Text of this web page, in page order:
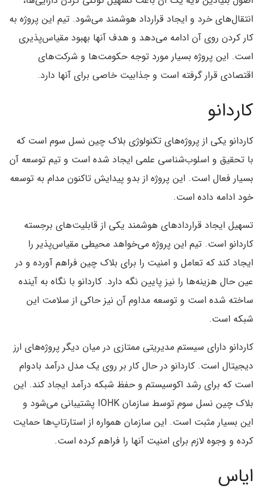
انتقال‌های خرد و ایجاد قرارداد هوشمند می‌شود. تیم این پروژه به
کار کردن روی آن ادامه می‌دهد و هدف آنها بهبود مقیاس‌پذیری
است. این پروژه بسیار مورد توجه حکومت‌ها و شرکت‌های
اقتصادی قرار گرفته است و جذابیت خاصی برای آنها دارد.
کاردانو
کاردانو یکی از پروژه‌های تکنولوژی بلاک چین نسل سوم است که
با تحقیق و اسلوب‌شناسی علمی ایجاد شده است و تیم توسعه آن
بسیار فعال است. این پروژه از بدو پیدایش تاکنون مدام به توسعه
خود ادامه داده است.
تسهیل ایجاد قرارداد‌های هوشمند یکی از قابلیت‌های برجسته
کاردانو است. تیم این پروژه می‌خواهد محیطی مقیاس‌پذیر را
ایجاد کند که تعامل و امنیت را برای بلاک چین فراهم آورده و در
عین حال هزینه‌ها را نیز پایین نگه دارد. کاردانو با نگاه به آینده
ساخته شده است و توسعه مداوم آن نیز حاکی از سلامت این
شبکه است.
کاردانو دارای سیستم مدیریتی ممتازی در میان دیگر پروژه‌های ارز
دیجیتال است. کاردانو در حال کار بر روی یک مدل درآمد بادوام
است که برای رشد اکوسیستم و حفظ شبکه درآمد ایجاد کند. این
بلاک چین نسل سوم توسط سازمان IOHK پشتیبانی می‌شود و
این بسیار مثبت است. این سازمان همواره از استارتاپ‌ها حمایت
کرده و وجوه لازم برای امنیت آنها را فراهم کرده است.
ایاس